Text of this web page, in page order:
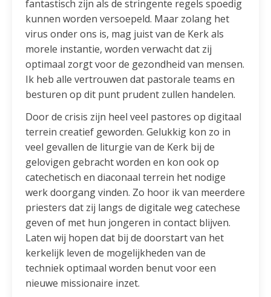
fantastisch zijn als de stringente regels spoedig
kunnen worden versoepeld. Maar zolang het
virus onder ons is, mag juist van de Kerk als
morele instantie, worden verwacht dat zij
optimaal zorgt voor de gezondheid van mensen.
Ik heb alle vertrouwen dat pastorale teams en
besturen op dit punt prudent zullen handelen.
Door de crisis zijn heel veel pastores op digitaal
terrein creatief geworden. Gelukkig kon zo in
veel gevallen de liturgie van de Kerk bij de
gelovigen gebracht worden en kon ook op
catechetisch en diaconaal terrein het nodige
werk doorgang vinden. Zo hoor ik van meerdere
priesters dat zij langs de digitale weg catechese
geven of met hun jongeren in contact blijven.
Laten wij hopen dat bij de doorstart van het
kerkelijk leven de mogelijkheden van de
techniek optimaal worden benut voor een
nieuwe missionaire inzet.